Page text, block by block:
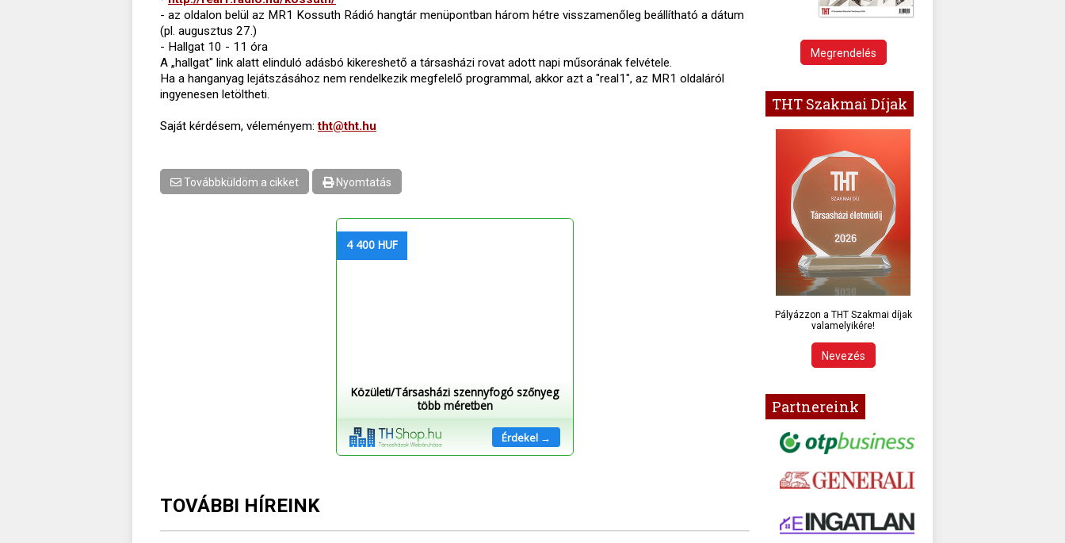
- az oldalon belül az MR1 Kossuth Rádió hangtár menüpontban három hétre visszamenőleg beállítható a dátum
(pl. augusztus 27.)
- Hallgat 10 - 11 óra
A „hallgat" link alatt elinduló adásbó kikereshető a társasházi rovat adott napi műsorának felvétele.
Ha a hanganyag lejátszásához nem rendelkezik megfelelő programmal, akkor azt a "real1", az MR1 oldaláról
ingyenesen letöltheti.
Saját kérdésem, véleményem:tht@tht.hu
Továbbküldöm a cikket Nyomtatás
4 400 HUF
Közületi/Társasházi szennyfogó szőnyeg
több méretben
Érdekel →
TOVÁBBI HÍREINK
Megrendelés
THT Szakmai Díjak
Pályázzon a THT Szakmai díjak
valamelyikére!
Nevezés
Partnereink